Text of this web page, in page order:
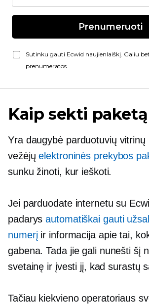
Prenumeruoti
Sutinku gauti Ecwid naujienlaiškį. Galiu
prenumeratos.
Kaip sekti paketą
Yra daugybė parduotuvių vitrinų
vežėjųelektroninės prekybos
sunku žinoti, kur ieškoti.
Jei parduodate internetu su
padarysautomatiškai gauti
numerįir informacija apie tai,
gabena. Tada jie gali nunešti šį
svetainę ir įvesti jį, kad surastų
Tačiau kiekvieno operatoriaus